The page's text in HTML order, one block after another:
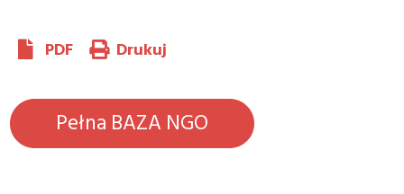
PDF Drukuj
Pełna BAZA NGO